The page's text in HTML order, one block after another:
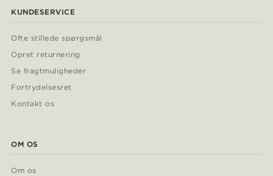
KUNDESERVICE
Ofte stillede spørgsmål
Opret returnering
Se fragtmuligheder
Fortrydelsesret
Kontakt os
OM OS
Om os